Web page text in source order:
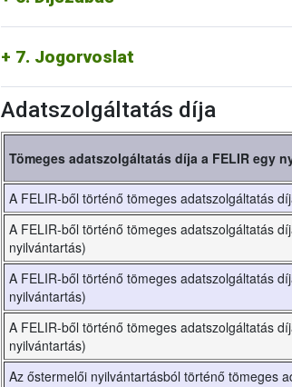
7. Jogorvoslat
- a megállapított díj összegét
- ha az igénylő a per megindításakor az
Adatszolgáltatás díja
Tömeges adatszolgáltatás díja a FELIR egy
A FELIR-ből történő tömeges adatszolgáltatás
A FELIR-ből történő tömeges adatszolgáltatás
nyilvántartás)
A FELIR-ből történő tömeges adatszolgáltatás
nyilvántartás)
A FELIR-ből történő tömeges adatszolgáltatás
nyilvántartás)
Az őstermelői nyilvántartásból történő tömeges